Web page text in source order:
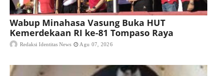
Wabup Minahasa Vasung Buka HUT
Kemerdekaan RI ke-81 Tompaso Raya
Redaksi Identitas News Agu 07, 2026